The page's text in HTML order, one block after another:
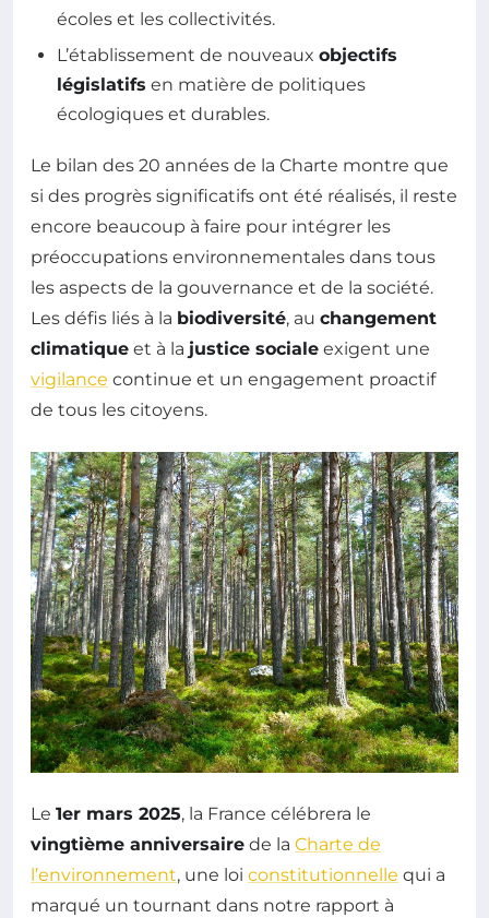
écoles et les collectivités.
L’établissement de nouveaux objectifs
législatifs en matière de politiques
écologiques et durables.
Le bilan des 20 années de la Charte montre que
si des progrès significatifs ont été réalisés, il reste
encore beaucoup à faire pour intégrer les
préoccupations environnementales dans tous
les aspects de la gouvernance et de la société.
Les défis liés à la biodiversité, au changement
climatique et à la justice sociale exigent une
vigilance continue et un engagement proactif
de tous les citoyens.
Le 1er mars 2025, la France célébrera le
vingtième anniversaire de la Charte de
l’environnement, une loi constitutionnelle qui a
marqué un tournant dans notre rapport à